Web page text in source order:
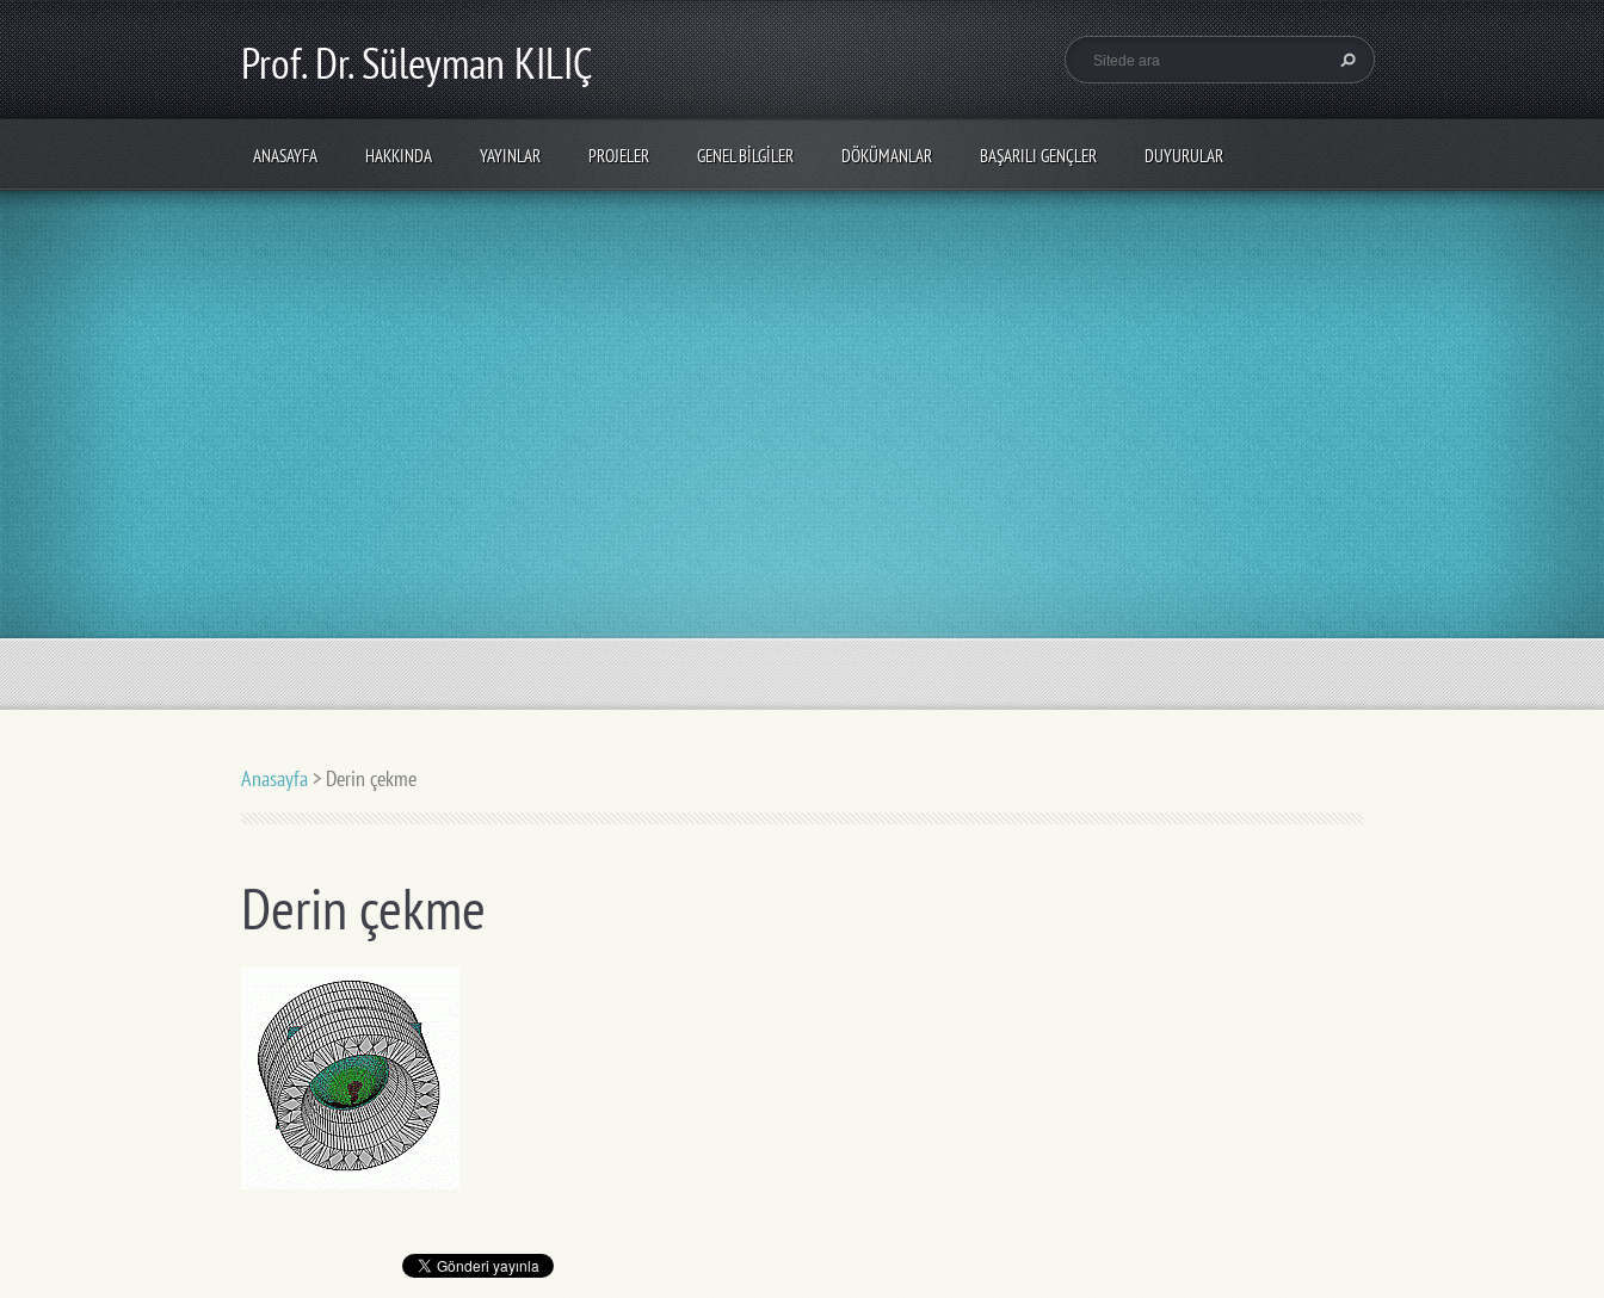
Prof. Dr. Süleyman KILIÇ
ANASAYFA HAKKINDA YAYINLAR PROJELER GENEL BILGILER DÖKÜMANLAR BAŞARILI GENÇLER DUYURULAR
Anasayfa > Derin çekme
Derin çekme